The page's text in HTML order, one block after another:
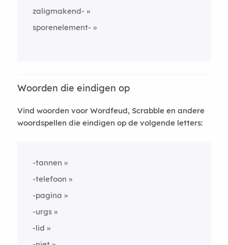
zaligmakend-
sporenelement-
Woorden die eindigen op
Vind woorden voor Wordfeud, Scrabble en andere
woordspellen die eindigen op de volgende letters:
-tannen
-telefoon
-pagina
-urgs
-lid